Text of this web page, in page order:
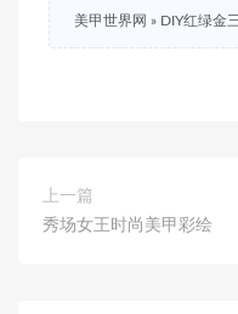
美甲世界网 » DIY红绿金
上一篇
秀场女王时尚美甲彩绘